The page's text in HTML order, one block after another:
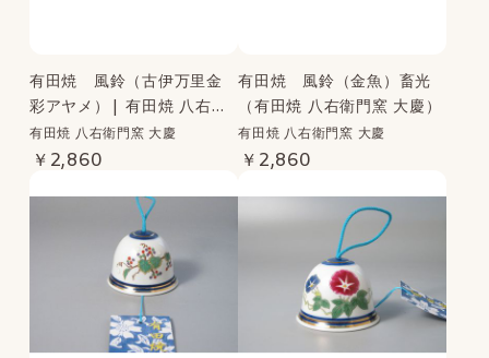
有田焼 風鈴（古伊万里金
彩アヤメ）| 有田焼 八右衛
門窯 大慶
有田焼 八右衛門窯 大慶
￥2,860
有田焼 風鈴（金魚）畜光
（有田焼 八右衛門窯 大慶）
有田焼 八右衛門窯 大慶
￥2,860